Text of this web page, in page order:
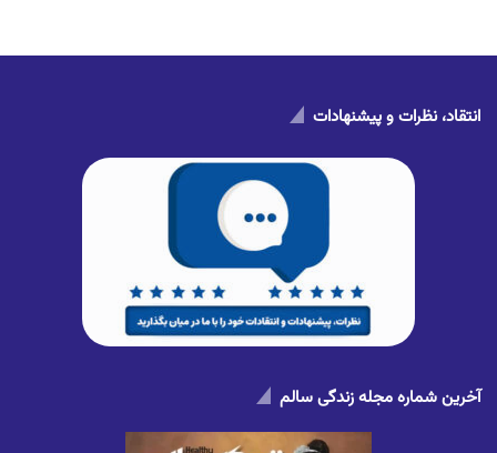
انتقاد، نظرات و پیشنهادات
آخرین شماره مجله زندگی سالم